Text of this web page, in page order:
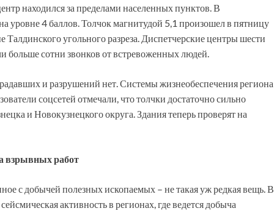
находился за пределами населенных пунктов. В
уровне 4 баллов. Толчок магнитудой 5,1 произошел в пятницу
угольного разреза. Диспетчерские центры шести
сотни звонков от встревоженных людей.
и разрушений нет. Системы жизнеобеспечения региона
соцсетей отмечали, что толчки достаточно сильно
и Новокузнецкого округа. Здания теперь проверят на
взрывных работ
с добычей полезных ископаемых – не такая уж редкая вещь. В
активность в регионах, где ведется добыча